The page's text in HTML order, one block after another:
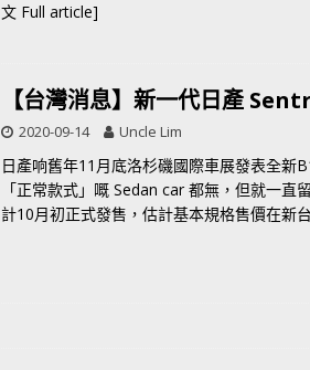
文 Full article]
【台灣消息】新一代日產
2020-09-14 Uncle Lim
日產响舊年11月底洛杉磯國際車展發表全新
「正常款式」嘅 Sedan car 都無，但就一
計10月初正式發售，估計基本規格售價在新